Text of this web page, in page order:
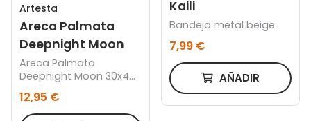
Artesta
Areca Palmata
Deepnight Moon
Areca Palmata
Deepnight Moon 30x40
cm, Marco color roble
12,95 €
Kaili
Bandeja metal beige
7,99 €
AÑADIR